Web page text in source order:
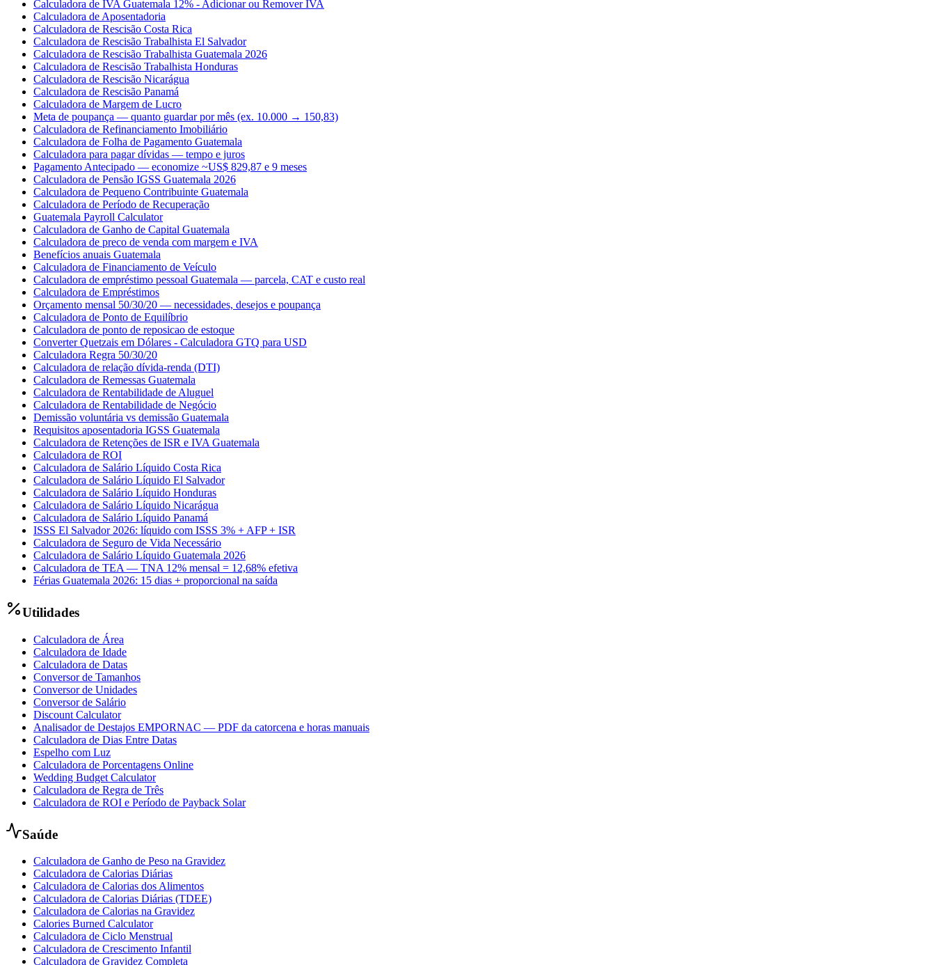
Calculadora de IVA Guatemala 12% - Adicionar ou Remover IVA
Calculadora de Aposentadoria
Calculadora de Rescisão Costa Rica
Calculadora de Rescisão Trabalhista El Salvador
Calculadora de Rescisão Trabalhista Guatemala 2026
Calculadora de Rescisão Trabalhista Honduras
Calculadora de Rescisão Nicarágua
Calculadora de Rescisão Panamá
Calculadora de Margem de Lucro
Meta de poupança — quanto guardar por mês (ex. 10.000 → 150,83)
Calculadora de Refinanciamento Imobiliário
Calculadora de Folha de Pagamento Guatemala
Calculadora para pagar dívidas — tempo e juros
Pagamento Antecipado — economize ~US$ 829,87 e 9 meses
Calculadora de Pensão IGSS Guatemala 2026
Calculadora de Pequeno Contribuinte Guatemala
Calculadora de Período de Recuperação
Guatemala Payroll Calculator
Calculadora de Ganho de Capital Guatemala
Calculadora de preco de venda com margem e IVA
Benefícios anuais Guatemala
Calculadora de Financiamento de Veículo
Calculadora de empréstimo pessoal Guatemala — parcela, CAT e custo real
Calculadora de Empréstimos
Orçamento mensal 50/30/20 — necessidades, desejos e poupança
Calculadora de Ponto de Equilíbrio
Calculadora de ponto de reposicao de estoque
Converter Quetzais em Dólares - Calculadora GTQ para USD
Calculadora Regra 50/30/20
Calculadora de relação dívida-renda (DTI)
Calculadora de Remessas Guatemala
Calculadora de Rentabilidade de Aluguel
Calculadora de Rentabilidade de Negócio
Demissão voluntária vs demissão Guatemala
Requisitos aposentadoria IGSS Guatemala
Calculadora de Retenções de ISR e IVA Guatemala
Calculadora de ROI
Calculadora de Salário Líquido Costa Rica
Calculadora de Salário Líquido El Salvador
Calculadora de Salário Líquido Honduras
Calculadora de Salário Líquido Nicarágua
Calculadora de Salário Líquido Panamá
ISSS El Salvador 2026: líquido com ISSS 3% + AFP + ISR
Calculadora de Seguro de Vida Necessário
Calculadora de Salário Líquido Guatemala 2026
Calculadora de TEA — TNA 12% mensal = 12,68% efetiva
Férias Guatemala 2026: 15 dias + proporcional na saída
Utilidades
Calculadora de Área
Calculadora de Idade
Calculadora de Datas
Conversor de Tamanhos
Conversor de Unidades
Conversor de Salário
Discount Calculator
Analisador de Destajos EMPORNAC — PDF da catorcena e horas manuais
Calculadora de Dias Entre Datas
Espelho com Luz
Calculadora de Porcentagens Online
Wedding Budget Calculator
Calculadora de Regra de Três
Calculadora de ROI e Período de Payback Solar
Saúde
Calculadora de Ganho de Peso na Gravidez
Calculadora de Calorias Diárias
Calculadora de Calorias dos Alimentos
Calculadora de Calorias Diárias (TDEE)
Calculadora de Calorias na Gravidez
Calories Burned Calculator
Calculadora de Ciclo Menstrual
Calculadora de Crescimento Infantil
Calculadora de Gravidez Completa